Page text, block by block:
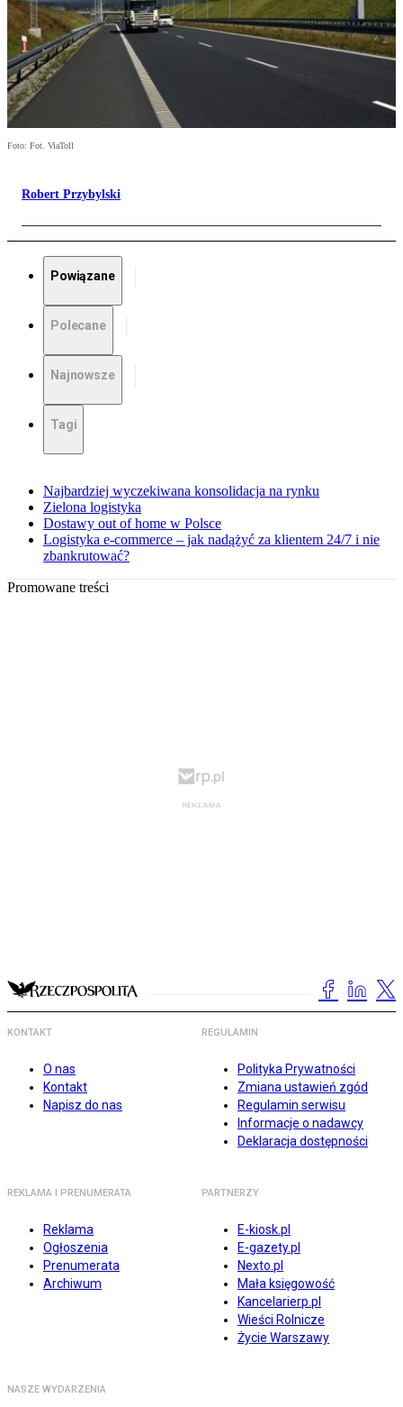
Foto: Fot. ViaToll
Robert Przybylski
Powiązane
Polecane
Najnowsze
Tagi
Najbardziej wyczekiwana konsolidacja na rynku
Zielona logistyka
Dostawy out of home w Polsce
Logistyka e-commerce – jak nadążyć za klientem 24/7 i nie
zbankrutować?
Promowane treści
KONTAKT
O nas
Kontakt
Napisz do nas
REGULAMIN
Polityka Prywatności
Zmiana ustawień zgód
Regulamin serwisu
Informacje o nadawcy
Deklaracja dostępności
REKLAMA I PRENUMERATA
Reklama
Ogłoszenia
Prenumerata
Archiwum
PARTNERZY
E-kiosk.pl
E-gazety.pl
Nexto.pl
Mała księgowość
Kancelarierp.pl
Wieści Rolnicze
Życie Warszawy
NASZE WYDARZENIA